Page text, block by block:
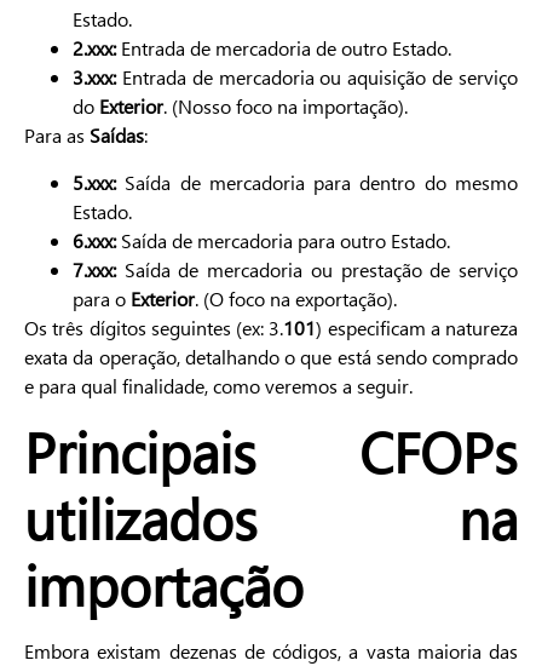
Estado.
2.xxx:Entrada de mercadoria de outro Estado.
3.xxx:Entrada de mercadoria ou aquisição de serviço
do Exterior. (Nosso foco na importação).
Para as Saídas:
5.xxx:Saída de mercadoria para dentro do mesmo
Estado.
6.xxx:Saída de mercadoria para outro Estado.
7.xxx:Saída de mercadoria ou prestação de serviço
para o Exterior. (O foco na exportação).
Os três dígitos seguintes (ex: 3.101) especificam a natureza
exata da operação, detalhando o que está sendo comprado
e para qual finalidade, como veremos a seguir.
Principais CFOPs
utilizados na
importação
Embora existam dezenas de códigos, a vasta maioria das